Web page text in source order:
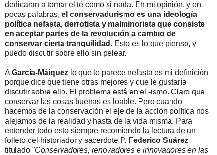
dedicaran a tomar el té como si nada. En mi opinión, y en
pocas palabras, el conservadurismo es una ideología
política nefasta, derrotista y malminorista que consiste
en aceptar partes de la revolución a cambio de
conservar cierta tranquilidad. Esto es lo que pienso, y
puedo discutir sobre ello sin pelear.
A García-Máiquez lo que le parece nefasta es mi definición
porque dice que tiene otras mejores y que le gustaría
discutir sobre ello. El problema está en el -ismo. Claro que
conservar las cosas buenas es loable. Pero cuando
hacemos de la conservación el eje de la acción política nos
alejamos de la realidad y hasta de la vida misma. Para
entender todo esto siempre recomiendo la lectura de un
folleto del historiador y sacerdote P. Federico Suárez
titulado "Conservadores, renovadores e innovadores en las